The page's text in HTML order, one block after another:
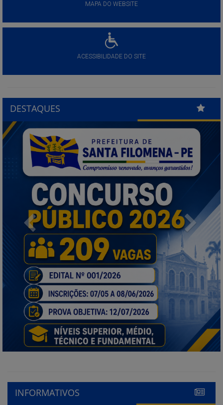
MAPA DO WEBSITE
ACESSIBILIDADE DO SITE
DESTAQUES
Previous Next
INFORMATIVOS